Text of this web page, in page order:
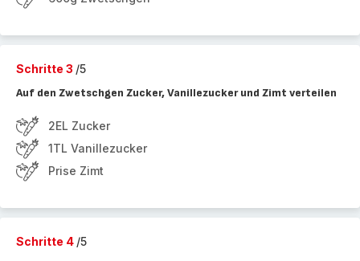
Schritte 3 /5
Auf den Zwetschgen Zucker, Vanillezucker und Zimt verteilen
2EL Zucker
1TL Vanillezucker
Prise Zimt
Schritte 4 /5